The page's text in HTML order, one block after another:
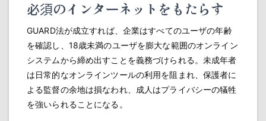
必須のインターネットをもたらす
GUARD法が成立すれば、企業はすべてのユーザの年齢
を確認し、18歳未満のユーザを膨大な範囲のオンライン
システムから締め出すことを義務づけられる。未成年者
は日常的なオンラインツールの利用を阻まれ、保護者に
よる監督の余地は損なわれ、成人はプライバシーの犠牲
を強いられることになる。